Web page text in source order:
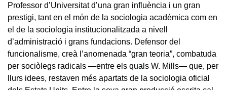
Professor d’Universitat d’una gran influència i un gran
prestigi, tant en el món de la sociologia acadèmica com en
el de la sociologia institucionalitzada a nivell
d’administració i grans fundacions. Defensor del
funcionalisme, creà l’anomenada “gran teoria”, combatuda
per sociòlegs radicals —entre els quals W. Mills— que, per
llurs idees, restaven més apartats de la sociologia oficial